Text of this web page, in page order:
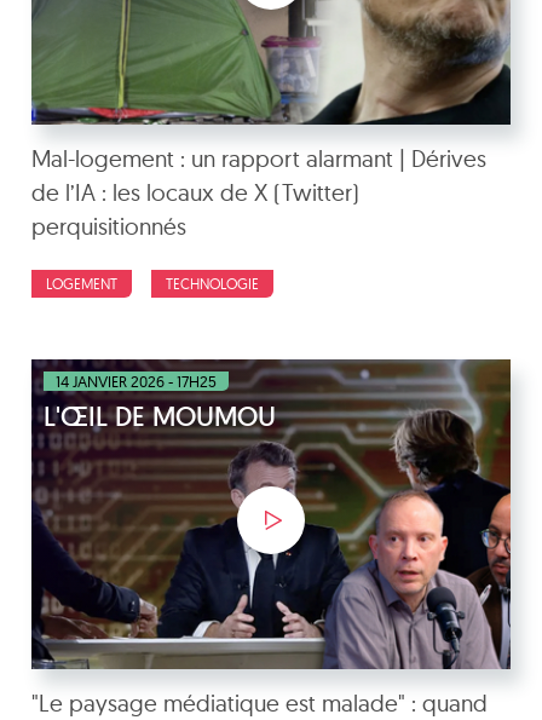
Mal-logement : un rapport alarmant | Dérives
de l’IA : les locaux de X (Twitter)
perquisitionnés
LOGEMENT TECHNOLOGIE
14 JANVIER 2026 - 17H25
L'ŒIL DE MOUMOU
"Le paysage médiatique est malade" : quand